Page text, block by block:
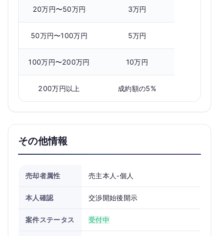
20万円〜50万円 3万円
50万円〜100万円 5万円
100万円〜200万円 10万円
200万円以上 成約額の5%
その他情報
売却者属性 売主本人-個人
本人確認 交渉開始後開示
案件ステータス 受付中